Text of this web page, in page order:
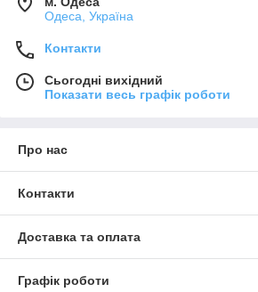
Одеса, Україна
Контакти
Сьогодні вихідний
Показати весь графік роботи
Про нас
Контакти
Доставка та оплата
Графік роботи